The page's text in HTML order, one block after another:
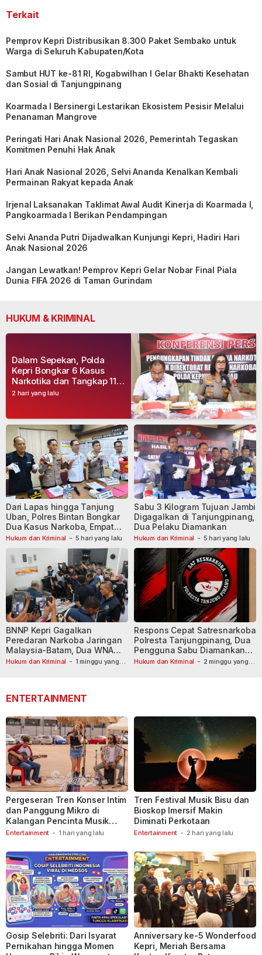
Terkait
Pemprov Kepri Distribusikan 8.300 Paket Sembako untuk
Warga di Seluruh Kabupaten/Kota
Sambut HUT ke-81 RI, Kogabwilhan I Gelar Bhakti Kesehatan
dan Sosial di Tanjungpinang
Koarmada I Bersinergi Lestarikan Ekosistem Pesisir Melalui
Penanaman Mangrove
Peringati Hari Anak Nasional 2026, Pemerintah Tegaskan
Komitmen Penuhi Hak Anak
Hari Anak Nasional 2026, Selvi Ananda Kenalkan Kembali
Permainan Rakyat kepada Anak
Irjenal Laksanakan Taklimat Awal Audit Kinerja di Koarmada I,
Pangkoarmada I Berikan Pendampingan
Selvi Ananda Putri Dijadwalkan Kunjungi Kepri, Hadiri Hari
Anak Nasional 2026
Jangan Lewatkan! Pemprov Kepri Gelar Nobar Final Piala
Dunia FIFA 2026 di Taman Gurindam
HUKUM & KRIMINAL
2 hari yang lalu
Dalam Sepekan, Polda
Kepri Bongkar 6 Kasus
Narkotika dan Tangkap 11
Tersangka
Hukum dan Kriminal - 5 hari yang lalu
Dari Lapas hingga Tanjung
Uban, Polres Bintan Bongkar
Dua Kasus Narkoba, Empat
Tersangka Dibekuk
Hukum dan Kriminal - 5 hari yang lalu
Sabu 3 Kilogram Tujuan Jambi
Digagalkan di Tanjungpinang,
Dua Pelaku Diamankan
Hukum dan Kriminal - 1 minggu yang
BNNP Kepri Gagalkan
Peredaran Narkoba Jaringan
Malaysia-Batam, Dua WNA
Masih Diburu
Hukum dan Kriminal - 2 minggu yang
Respons Cepat Satresnarkoba
Polresta Tanjungpinang, Dua
Pengguna Sabu Diamankan
Usai Dilaporkan ke Call Center
ENTERTAINMENT
Entertainment - 1 hari yang lalu
Pergeseran Tren Konser Intim
dan Panggung Mikro di
Kalangan Pencinta Musik
Indonesia
Entertainment - 2 hari yang lalu
Tren Festival Musik Bisu dan
Bioskop Imersif Makin
Diminati Perkotaan
Gosip Selebriti: Dari Isyarat
Pernikahan hingga Momen
Anniversary ke-5 Wonderfood
Kepri, Meriah Bersama